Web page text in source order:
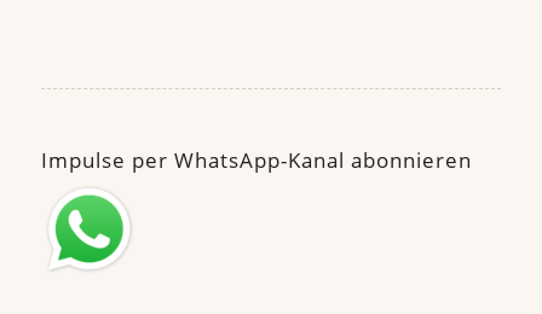
Impulse per WhatsApp-Kanal abonnieren